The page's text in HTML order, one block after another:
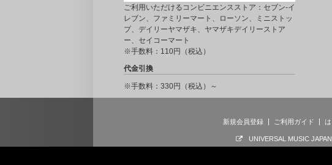
ご利用いただけるコンビニエンスストア：セブン-イ
レブン、ファミリーマート、ローソン、ミニストッ
プ、デイリーヤマザキ、ヤマザキデイリーストア
ー、セイコーマート
※手数料：110円（税込）
代金引換
※手数料：330円（税込）～
新規会員登録 ご利用ガイド
UNIVERSAL MUSIC JAPAN